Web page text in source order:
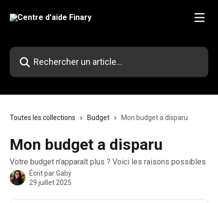
Rechercher un article...
Toutes les collections Budget Mon budget a disparu
Mon budget a disparu
Votre budget n’apparaît plus ? Voici les raisons possibles
Écrit parGaby
29 juillet 2025